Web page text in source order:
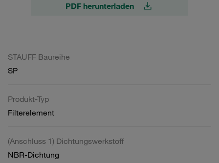
PDF herunterladen
STAUFF Baureihe
SP
Produkt-Typ
Filterelement
(Anschluss 1) Dichtungswerkstoff
NBR-Dichtung